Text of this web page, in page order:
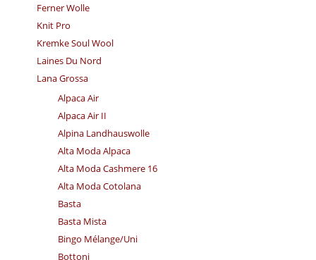
Ferner Wolle
Knit Pro
Kremke Soul Wool
Laines Du Nord
Lana Grossa
Alpaca Air
Alpaca Air II
Alpina Landhauswolle
Alta Moda Alpaca
Alta Moda Cashmere 16
Alta Moda Cotolana
Basta
Basta Mista
Bingo Mélange/​Uni
Bottoni